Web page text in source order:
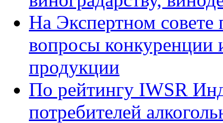
На Экспертном
вопросы конкуренции
продукции
По рейтингу IWSR
потребителей